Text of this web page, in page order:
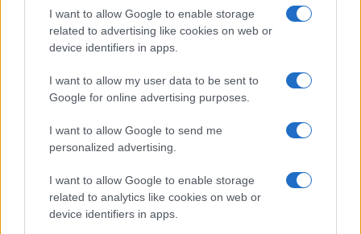
I want to allow Google to enable storage
related to advertising like cookies on web or
device identifiers in apps.
I want to allow my user data to be sent to
Google for online advertising purposes.
I want to allow Google to send me
personalized advertising.
I want to allow Google to enable storage
related to analytics like cookies on web or
device identifiers in apps.